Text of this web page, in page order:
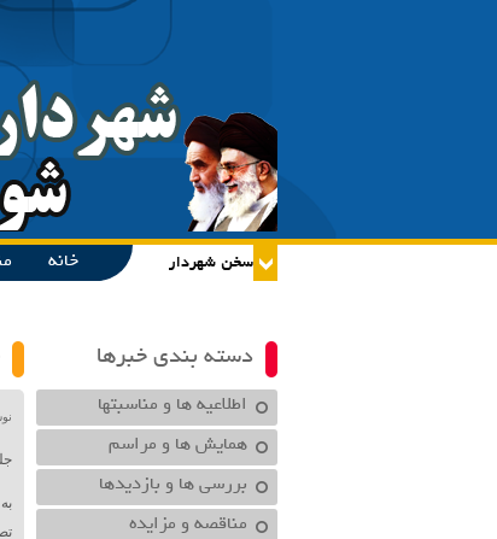
خانه
دسته بندی خبرها
اطلاعیه ها و مناسبتها
همایش ها و مراسم
بررسی ها و بازدیدها
مناقصه و مزایده